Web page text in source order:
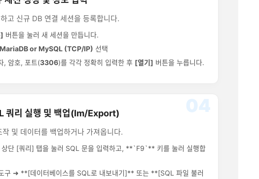
고 신규 DB 연결 세션을 등록합니다.
버튼을 눌러 새 세션을 만듭니다.
MariaDB or MySQL (TCP/IP) 선택
, 암호, 포트(3306)를 각각 정확히 입력한 후 [열기] 버튼을 누릅니다.
04
쿼리 실행 및 백업(Im/Export)
및 데이터를 백업하거나 가져옵니다.
상단 [쿼리] 탭을 눌러 SQL 문을 입력하고, **`F9`** 키를 눌러 실행합
구 ➜ **[데이터베이스를 SQL로 내보내기]** 또는 **[SQL 파일 불러